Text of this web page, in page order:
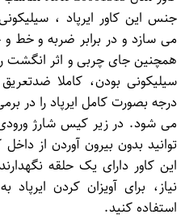
جنس این کاور ایرپاد ،
می سازد و در برابر ضربه و خط
همچنین جای چربی و اثر انگشت
درجه بصورت کامل ایرپاد را در
می شود. در زیر کیس شارژ ورودی
توانید بدون بیرون آوردن از
این کاور دارای یک حلقه
نیاز، برای آویزان کردن
استفاده کنید.